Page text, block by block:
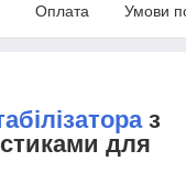
Оплата Умови
з
для